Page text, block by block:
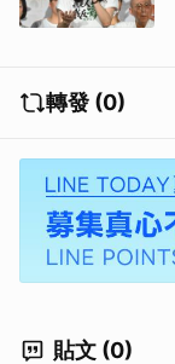
轉發 (0)
貼文 (0)